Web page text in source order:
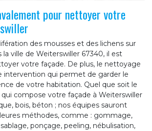
pour nettoyer votre
des mousses et des lichens sur
ville de Weiterswiller 67340, il est
votre façade. De plus, le nettoyage
intervention qui permet de garder le
de votre habitation. Quel que soit le
compose votre façade à Weiterswiller
bois, béton ; nos équipes sauront
méthodes, comme : gommage,
ponçage, peeling, nébulisation,